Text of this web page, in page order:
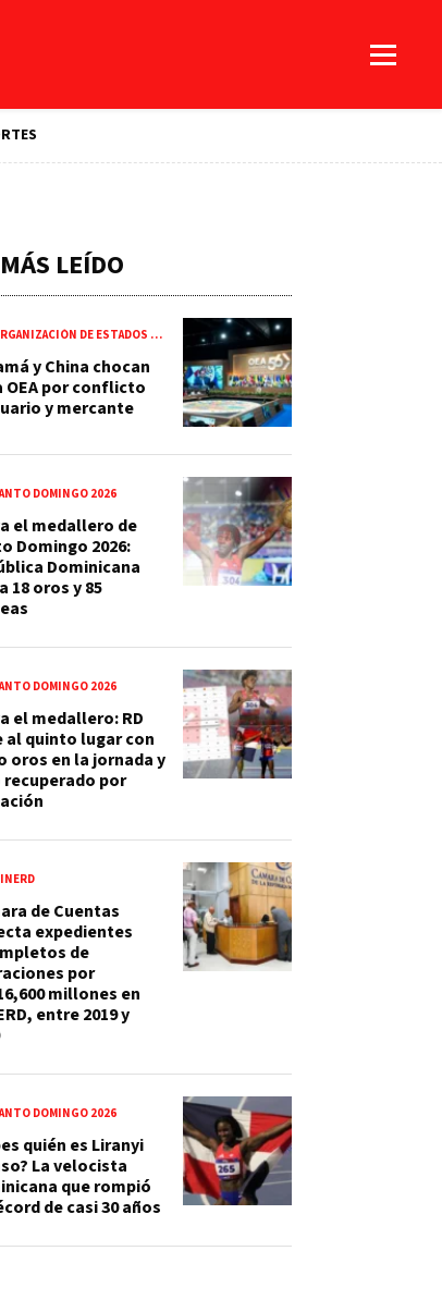
LEÍDO
ORGANIZACIÓN DE ESTADOS AMERICANOS (OEA)
y China chocan
OEA por conflicto
y mercante
DOMINGO 2026
el medallero de
Domingo 2026:
Dominicana
18 oros y 85
DOMINGO 2026
el medallero: RD
al quinto lugar con
oros en la jornada y
por
de Cuentas
expedientes
de
por
millones en
entre 2019 y
DOMINGO 2026
quién es Liranyi
La velocista
que rompió
de casi 30 años